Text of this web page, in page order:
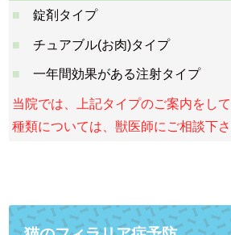
錠剤タイプ
チュアブル(お肉)タイプ
一年間効果がある注射タイプ
当院では、上記タイプのご案内をし
種類については、獣医師にご相談下さ